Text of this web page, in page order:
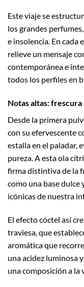
Este viaje se
los grandes
e insolencia. En cada
relieve un mensaje
contemporánea e
todos los perfiles en
Notas altas:
Desde la primera
con su efervescente
estalla en el paladar,
pureza. A esta ola
firma distintiva de la
como una base dulce
icónicas de nuestra
El efecto cóctel así
traviesa, que
aromática que
una acidez luminosa
una composición a